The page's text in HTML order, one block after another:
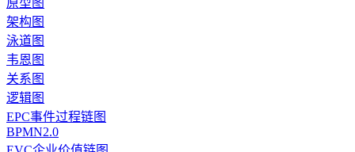
原型图
架构图
泳道图
韦恩图
关系图
逻辑图
EPC事件过程链图
BPMN2.0